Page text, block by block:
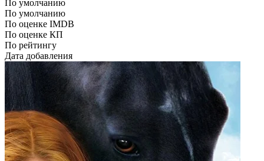
По умолчанию
По умолчанию
По оценке IMDB
По оценке КП
По рейтингу
Дата добавления